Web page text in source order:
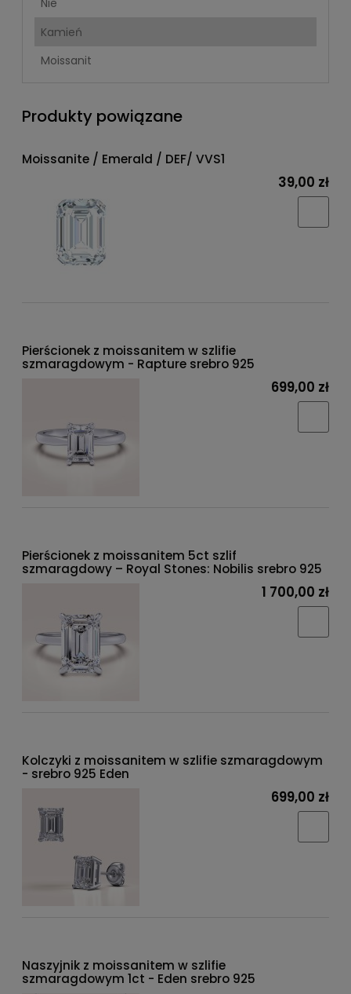
Nie
Kamień
Moissanit
Produkty powiązane
Moissanite / Emerald / DEF/ VVS1
39,00 zł
Pierścionek z moissanitem w szlifie
szmaragdowym - Rapture srebro 925
699,00 zł
Pierścionek z moissanitem 5ct szlif
szmaragdowy – Royal Stones: Nobilis srebro 925
1 700,00 zł
Kolczyki z moissanitem w szlifie szmaragdowym
- srebro 925 Eden
699,00 zł
Naszyjnik z moissanitem w szlifie
szmaragdowym 1ct - Eden srebro 925